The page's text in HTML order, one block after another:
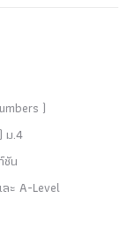
)
ม.4
น
ะ A-Level